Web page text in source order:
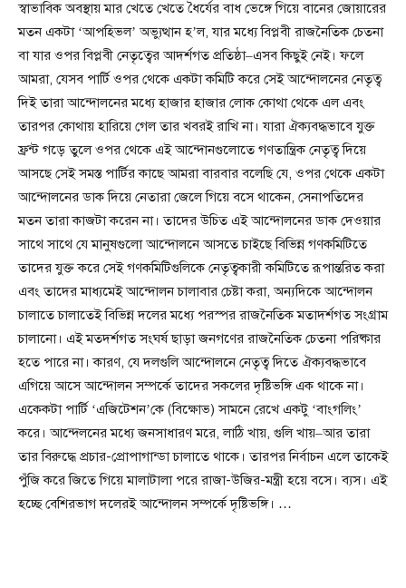
স্বাভাবিক অবস্থায় মার খেতে খেতে ধৈর্যের বাধ ভেঙ্গে গিয়ে বানের জোয়ারের
মতন একটা ‘আপহিভল’ অভ্যুত্থান হ’ল, যার মধ্যে বিপ্লবী রাজনৈতিক চেতনা
বা যার ওপর বিপ্লবী নেতৃত্বের আদর্শগত প্রতিষ্ঠা–এসব কিছুই নেই। ফলে
আমরা, যেসব পার্টি ওপর থেকে একটা কমিটি করে সেই আন্দোলনের নেতৃত্ব
দিই তারা আন্দোলনের মধ্যে হাজার হাজার লোক কোথা থেকে এল এবং
তারপর কোথায় হারিয়ে গেল তার খবরই রাখি না। যারা ঐক্যবদ্ধভাবে যুক্ত
ফ্রন্ট গড়ে তুলে ওপর থেকে এই আন্দোনগুলোতে গণতান্ত্রিক নেতৃত্ব দিয়ে
আসছে সেই সমস্ত পার্টির কাছে আমরা বারবার বলেছি যে, ওপর থেকে একটা
আন্দোলনের ডাক দিয়ে নেতারা জেলে গিয়ে বসে থাকেন, সেনাপতিদের
মতন তারা কাজটা করেন না। তাদের উচিত এই আন্দোলনের ডাক দেওয়ার
সাথে সাথে যে মানুষগুলো আন্দোলনে আসতে চাইছে বিভিন্ন গণকমিটিতে
তাদের যুক্ত করে সেই গণকমিটিগুলিকে নেতৃত্বকারী কমিটিতে রূপান্তরিত করা
এবং তাদের মাধ্যমেই আন্দোলন চালাবার চেষ্টা করা, অন্যদিকে আন্দোলন
চালাতে চালাতেই বিভিন্ন দলের মধ্যে পরস্পর রাজনৈতিক মতাদর্শগত সংগ্রাম
চালানো। এই মতদর্শগত সংঘর্ষ ছাড়া জনগণের রাজনৈতিক চেতনা পরিষ্কার
হতে পারে না। কারণ, যে দলগুলি আন্দোলনে নেতৃত্ব দিতে ঐক্যবদ্ধভাবে
এগিয়ে আসে আন্দোলন সম্পর্কে তাদের সকলের দৃষ্টিভঙ্গি এক থাকে না।
একেকটা পার্টি ‘এজিটেশন’কে (বিক্ষোভ) সামনে রেখে একটু ‘বাংগলিং’
করে। আন্দেলনের মধ্যে জনসাধারণ মরে, লাঠি খায়, গুলি খায়–আর তারা
তার বিরুদ্ধে প্রচার-প্রোপাগান্ডা চালাতে থাকে। তারপর নির্বাচন এলে তাকেই
পুঁজি করে জিতে গিয়ে মালাটালা পরে রাজা-উজির-মন্ত্রী হয়ে বসে। ব্যস। এই
হচ্ছে বেশিরভাগ দলেরই আন্দোলন সম্পর্কে দৃষ্টিভঙ্গি। …